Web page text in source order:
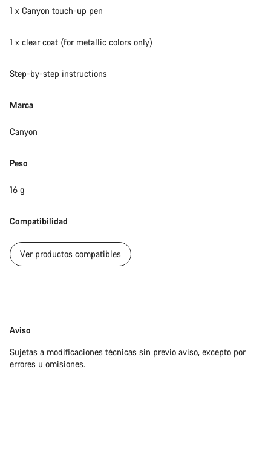
1 x Canyon touch-up pen
1 x clear coat (for metallic colors only)
Step-by-step instructions
Marca
Canyon
Peso
16 g
Compatibilidad
Ver productos compatibles
Exención
responsabilidades
Aviso
Sujetas a modificaciones técnicas sin previo aviso, excepto por
errores u omisiones.